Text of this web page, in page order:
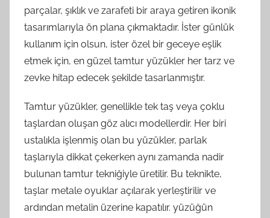
parçalar, şıklık ve zarafeti bir araya getiren ikonik
tasarımlarıyla ön plana çıkmaktadır. İster günlük
kullanım için olsun, ister özel bir geceye eşlik
etmek için, en güzel tamtur yüzükler her tarz ve
zevke hitap edecek şekilde tasarlanmıştır.
Tamtur yüzükler, genellikle tek taş veya çoklu
taşlardan oluşan göz alıcı modellerdir. Her biri
ustalıkla işlenmiş olan bu yüzükler, parlak
taşlarıyla dikkat çekerken aynı zamanda nadir
bulunan tamtur tekniğiyle üretilir. Bu teknikte,
taşlar metale oyuklar açılarak yerleştirilir ve
ardından metalin üzerine kapatılır. yüzüğün